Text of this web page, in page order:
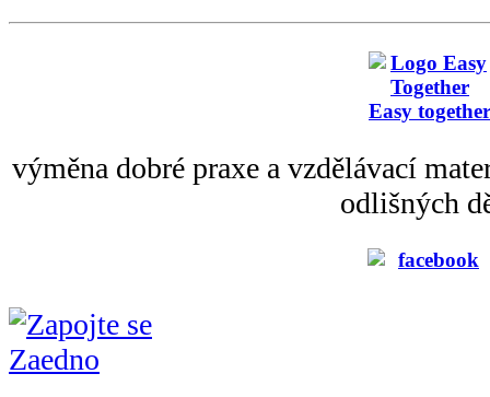
Easy together
výměna dobré praxe a vzdělávací
odlišných